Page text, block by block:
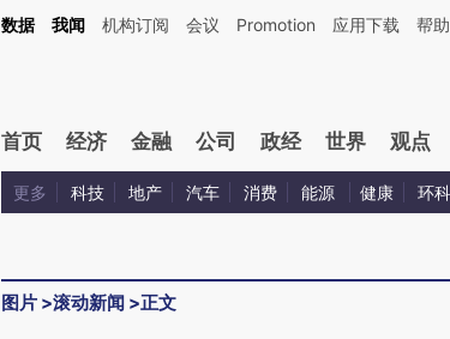
数据 我闻 机构订阅 会议 Promotion 应用下载 帮助
首页 经济 金融 公司 政经 世界 观点
更多 科技 地产 汽车 消费 能源 健康 环科
图片 >滚动新闻 >正文